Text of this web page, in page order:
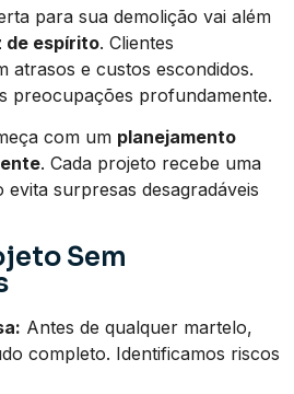
para sua demolição vai além
de espírito. Clientes
atrasos e custos escondidos.
preocupações profundamente.
com um planejamento
. Cada projeto recebe uma
evita surpresas desagradáveis
Sem
Antes de qualquer martelo,
completo. Identificamos riscos